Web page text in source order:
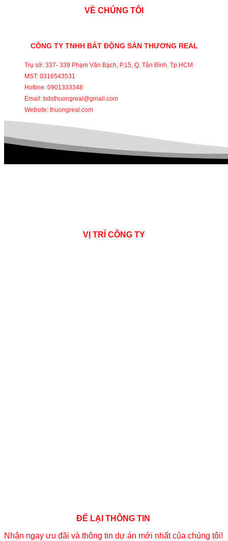
VỀ CHÚNG TÔI
CÔNG TY TNHH BẤT ĐỘNG SẢN THƯƠNG REAL
Trụ sở: 337- 339 Phạm Văn Bạch, P.15, Q. Tân Bình, Tp.HCM
MST: 0316543531
Hotline: 0901333348
Email: bdsthuongreal@gmail.com
Website: thuongreal.com
VỊ TRÍ CÔNG TY
ĐỂ LẠI THÔNG TIN
Nhận ngay ưu đãi và thông tin dự án mới nhất của chúng tôi!